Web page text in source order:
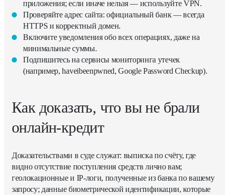
приложения; если иначе нельзя — используйте VPN.
Проверяйте адрес сайта: официальный банк — всегда
HTTPS и корректный домен.
Включите уведомления обо всех операциях, даже на
минимальные суммы.
Подпишитесь на сервисы мониторинга утечек
(например, haveibeenpwned, Google Password Checkup).
Как доказать, что вы не брали
онлайн-кредит
Доказательствами в суде служат: выписка по счёту, где
видно отсутствие поступления средств лично вам;
геолокационные и IP-логи, полученные из банка по вашему
запросу; данные биометрической идентификации, которые